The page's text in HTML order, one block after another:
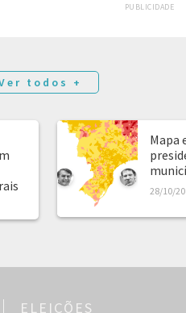
PUBLICIDADE
todos +
Mapa
28/10/
ELEIÇÕES